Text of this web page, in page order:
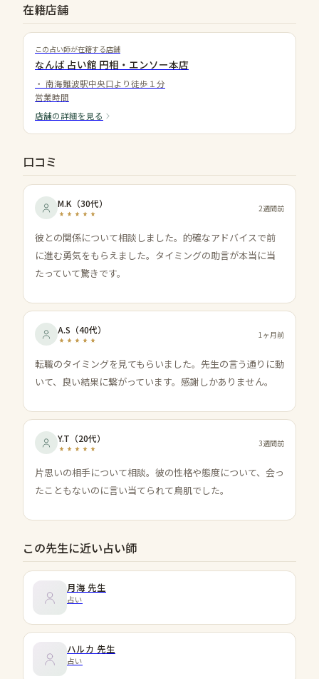
在籍店舗
この占い師が在籍する店舗
なんば 占い館 円相・エンソー本店
・ 南海難波駅中央口より徒歩１分
営業時間
店舗の詳細を見る
口コミ
M.K （30代） 2週間前
彼との関係について相談しました。的確なアドバイスで前
に進む勇気をもらえました。タイミングの助言が本当に当
たっていて驚きです。
A.S （40代） 1ヶ月前
転職のタイミングを見てもらいました。先生の言う通りに動
いて、良い結果に繋がっています。感謝しかありません。
Y.T （20代） 3週間前
片思いの相手について相談。彼の性格や態度について、会っ
たこともないのに言い当てられて鳥肌でした。
この先生に近い占い師
月海 先生
占い
ハルカ 先生
占い